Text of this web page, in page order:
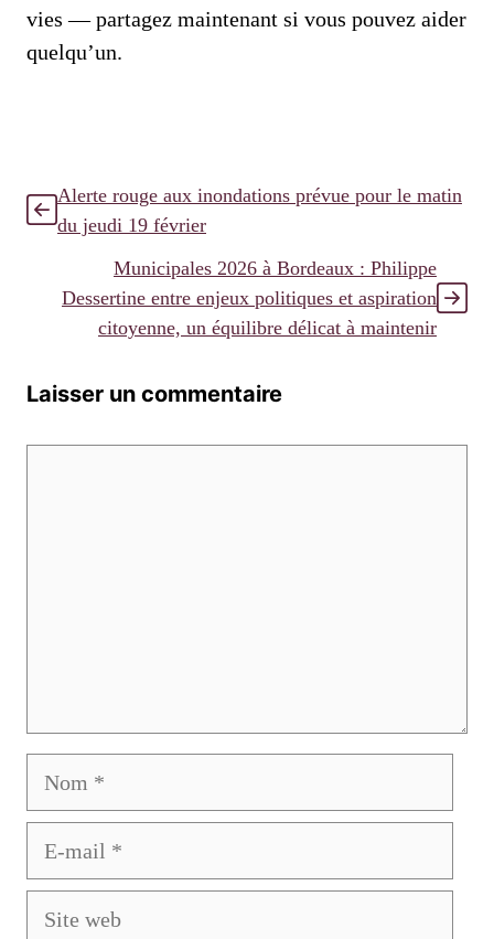
vies — partagez maintenant si vous pouvez aider
quelqu’un.
Alerte rouge aux inondations prévue pour le matin
du jeudi 19 février
Municipales 2026 à Bordeaux : Philippe
Dessertine entre enjeux politiques et aspiration
citoyenne, un équilibre délicat à maintenir
Laisser un commentaire